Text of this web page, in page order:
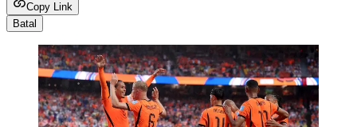
Copy Link
Batal